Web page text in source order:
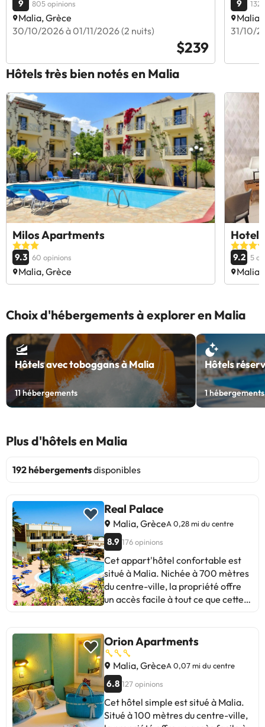
9 805 opinions
Malia, Grèce
30/10/2026 à 01/11/2026 (2 nuits)
$239
9 132
Malia,
31/10/
Hôtels très bien notés en Malia
Milos Apartments
9.3 60 opinions
Malia, Grèce
Hotel
9.2 5
Malia,
Choix d'hébergements à explorer en Malia
Hôtels avec toboggans à Malia
11hébergements
Hôtels
1hébergements
Plus d'hôtels en Malia
192 hébergementsdisponibles
Real Palace
Malia, GrèceA 0,28 mi du centre
8.9 176 opinions
Cet appart'hôtel confortable est
situé à Malia. Nichée à 700 mètres
du centre-ville, la propriété offre
un accès facile à tout ce que cette
proximité des principales zones de
loisirs. Les voyageurs trouveront le
parcours de golf le plus proche à
14,0 km de l'hébergement. Les
clients bénéficieront d'un accès
facile aux transports en commun.
L'établissement se trouve à 1,6 km
Orion Apartments
Malia, GrèceA 0,07 mi du centre
6.8 127 opinions
Cet hôtel simple est situé à Malia.
Situé à 100 mètres du centre-ville,